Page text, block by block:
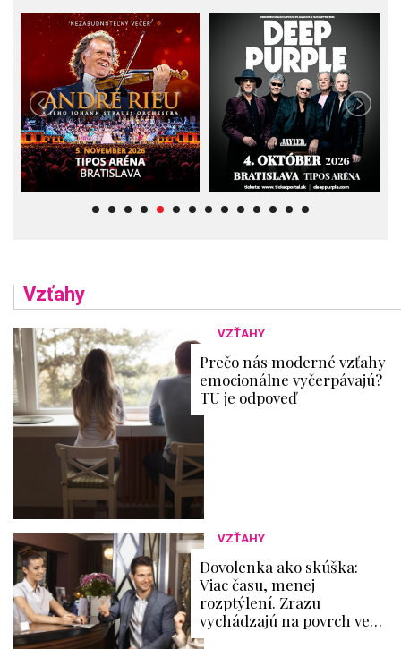
Vzťahy
VZŤAHY
Prečo nás moderné vzťahy
emocionálne vyčerpávajú?
TU je odpoveď
VZŤAHY
Dovolenka ako skúška:
Viac času, menej
rozptýlení. Zrazu
vychádzajú na povrch veci,
ktoré ste prehliadali